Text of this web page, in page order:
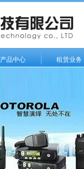
产品中心 租赁业务